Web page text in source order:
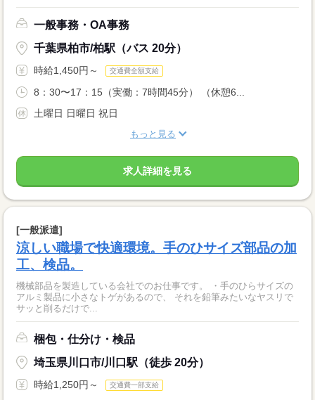
一般事務・OA事務
千葉県柏市/柏駅（バス 20分）
時給1,450円～ 交通費全額支給
8：30〜17：15（実働：7時間45分） （休憩6...
土曜日 日曜日 祝日
もっと見る
求人詳細を見る
[一般派遣]
涼しい職場で快適環境。手のひサイズ部品の加
工、検品。
機械部品を製造している会社でのお仕事です。 ・手のひらサイズの
アルミ製品に小さなトゲがあるので、 それを鉛筆みたいなヤスリで
サッと削るだけで...
梱包・仕分け・検品
埼玉県川口市/川口駅（徒歩 20分）
時給1,250円～ 交通費一部支給